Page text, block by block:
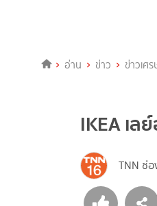
อ่าน ข่าว ข่าวเศ
IKEA เ
TNN ช่